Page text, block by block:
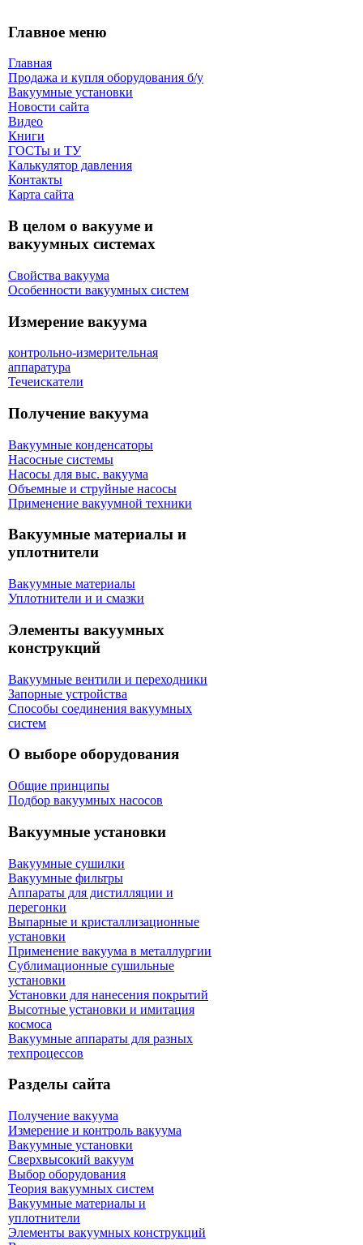
Главное меню
Главная
Продажа и купля оборудования б/y
Вакуумные установки
Новости сайта
Видео
Книги
ГОСТы и ТУ
Калькулятор давления
Контакты
Карта сaйта
В целом о вакууме и
вакуумных системах
Свойства вакуума
Особенности вакуумных систем
Измерение вакуума
контрольно-измерительная
аппаратура
Течеискатели
Получение вакуума
Вакуумные конденсаторы
Насосные системы
Насосы для выс. вакуума
Объемные и струйные насосы
Применение вакуумной техники
Вакуумные материалы и
уплотнители
Вакуумные материалы
Уплотнители и и смазки
Элементы вакуумных
конструкций
Вакуумные вентили и переходники
Запорные устройства
Способы соединения вакуумных
систем
О выборе оборудования
Общие принципы
Подбор вакуумных насосов
Вакуумные установки
Вакуумные сушилки
Вакуумные фильтры
Аппараты для дистилляции и
перегонки
Выпарные и кристаллизационные
установки
Применение вакуума в металлургии
Сублимационные сушильные
установки
Установки для нанесения покрытий
Высотные установки и имитация
космоса
Вакуумные аппараты для разных
техпроцессов
Разделы сайта
Получение вакуума
Измерение и контроль вакуума
Вакуумные установки
Сверхвысокий вакуум
Выбор оборудования
Теория вакуумных систем
Вакуумные материалы и
уплотнители
Элементы вакуумных конструкций